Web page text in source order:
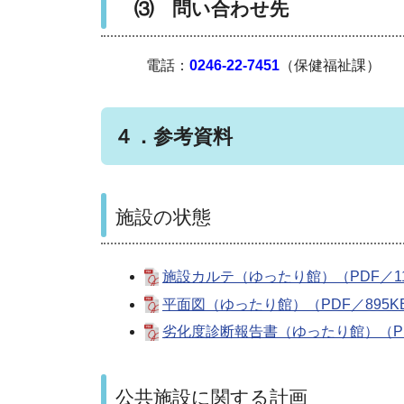
⑶ 問い合わせ先
電話： 0246-22-7451 （保健福祉課）
４．参考資料
施設の状態
施設カルテ（ゆったり館）（PDF／
平面図（ゆったり館）（PDF／
劣化度診断報告書（ゆったり館）（
公共施設に関する計画